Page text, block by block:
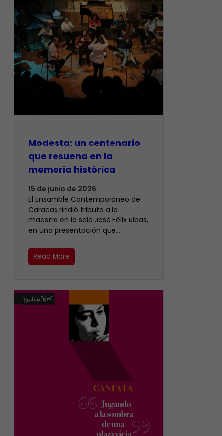
Modesta: un centenario
que resuena en la
memoria histórica
15 de junio de 2026
El Ensamble Contemporáneo de
Caracas rindió tributo a la
maestra en la sala José Félix Ribas,
en una presentación que…
Read More